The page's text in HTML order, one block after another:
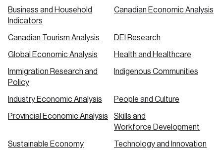
Business and Household
Indicators
Canadian Economic Analysis
Canadian Tourism Analysis DEI Research
Global Economic Analysis Health and Healthcare
Immigration Research and
Policy
Indigenous Communities
Industry Economic Analysis People and Culture
Provincial Economic Analysis
Skills and
Workforce Development
Sustainable Economy
Technology and Innovation